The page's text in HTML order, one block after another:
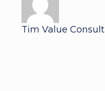
Tim Value Consult